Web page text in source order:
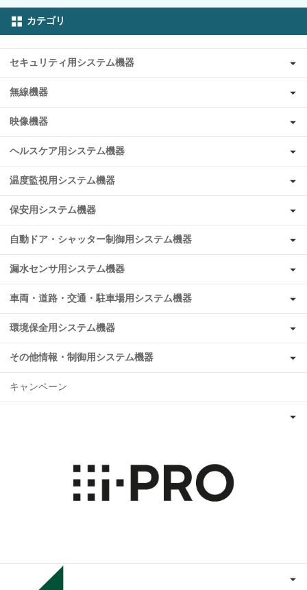
カテゴリ
セキュリティ用システム機器
無線機器
映像機器
ヘルスケア用システム機器
温度監視用システム機器
保安用システム機器
自動ドア・シャッター制御用システム機器
漏水センサ用システム機器
車両・道路・交通・駐車場用システム機器
環境保全用システム機器
その他情報・制御用システム機器
キャンペーン